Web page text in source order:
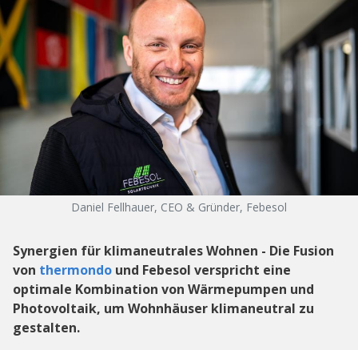
Daniel Fellhauer, CEO & Gründer, Febesol
Synergien für klimaneutrales Wohnen - Die Fusion
von thermondo und Febesol verspricht eine
optimale Kombination von Wärmepumpen und
Photovoltaik, um Wohnhäuser klimaneutral zu
gestalten.